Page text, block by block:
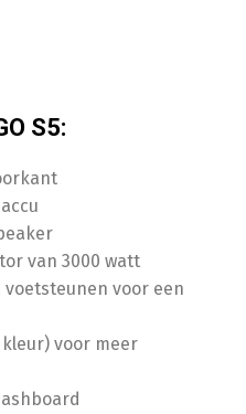
S5:
van 3000 watt
voor een
voor meer